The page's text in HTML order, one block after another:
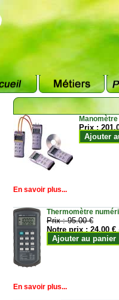
Prix :
Ajouter
En savoir plus...
Thermomètre
Prix :95.00 €
Notre prix :24.00 €
Ajouter au panier
En savoir plus...